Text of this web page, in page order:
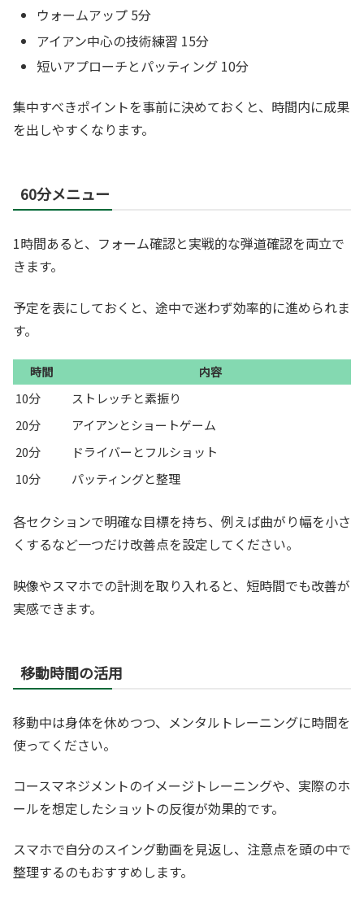
ウォームアップ 5分
アイアン中心の技術練習 15分
短いアプローチとパッティング 10分
集中すべきポイントを事前に決めておくと、時間内に成果
を出しやすくなります。
60分メニュー
1時間あると、フォーム確認と実戦的な弾道確認を両立で
きます。
予定を表にしておくと、途中で迷わず効率的に進められま
す。
時間 内容
10分
ストレッチと素振り
20分
アイアンとショートゲーム
20分
ドライバーとフルショット
10分
パッティングと整理
各セクションで明確な目標を持ち、例えば曲がり幅を小さ
くするなど一つだけ改善点を設定してください。
映像やスマホでの計測を取り入れると、短時間でも改善が
実感できます。
移動時間の活用
移動中は身体を休めつつ、メンタルトレーニングに時間を
使ってください。
コースマネジメントのイメージトレーニングや、実際のホ
ールを想定したショットの反復が効果的です。
スマホで自分のスイング動画を見返し、注意点を頭の中で
整理するのもおすすめします。